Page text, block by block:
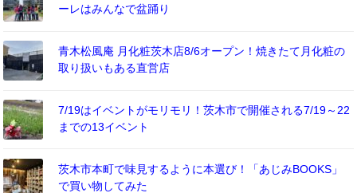
ーレはみんなで盆踊り
青木松風庵 月化粧茨木店8/6オープン！焼きたて月化粧の
取り扱いもある直営店
7/19はイベントがモリモリ！茨木市で開催される7/19～22
までの13イベント
茨木市本町で味見するように本選び！「あじみBOOKS」
で買い物してみた